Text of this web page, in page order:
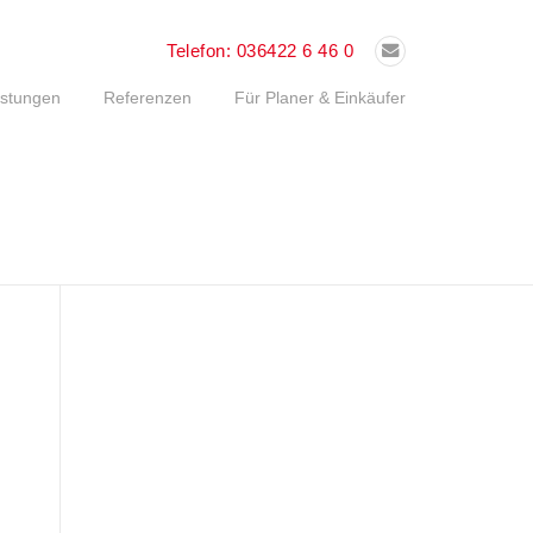
Telefon: 036422 6 46 0
Referenzen Für Planer & Einkäufer